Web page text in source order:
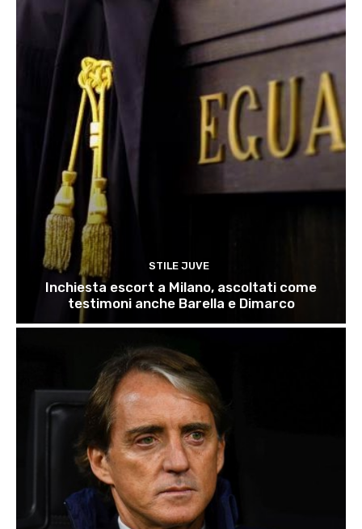
STILE JUVE
Inchiesta escort a Milano, ascoltati come
testimoni anche Barella e Dimarco